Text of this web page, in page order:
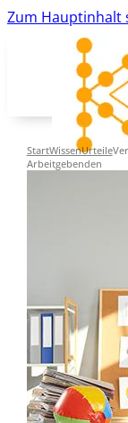
Zum Hauptinhalt
kk-
Suche
StartWissenUrteile
Arbeitgebenden